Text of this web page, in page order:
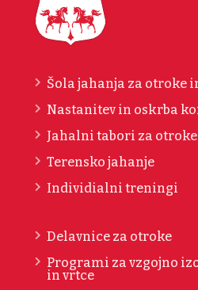
Šola jahanja za otroke
Nastanitev in oskrba
Jahalni tabori za
Terensko jahanje
Individialni treningi
Delavnice za otroke
Programi za vzgojno
in vrtce